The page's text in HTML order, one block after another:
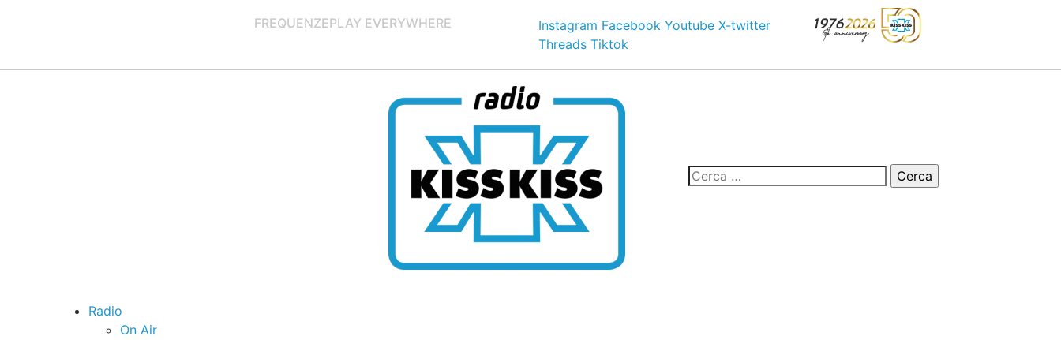
FREQUENZEPLAY EVERYWHERE Instagram Facebook Youtube X-twitter
Threads Tiktok
Radio
On Air